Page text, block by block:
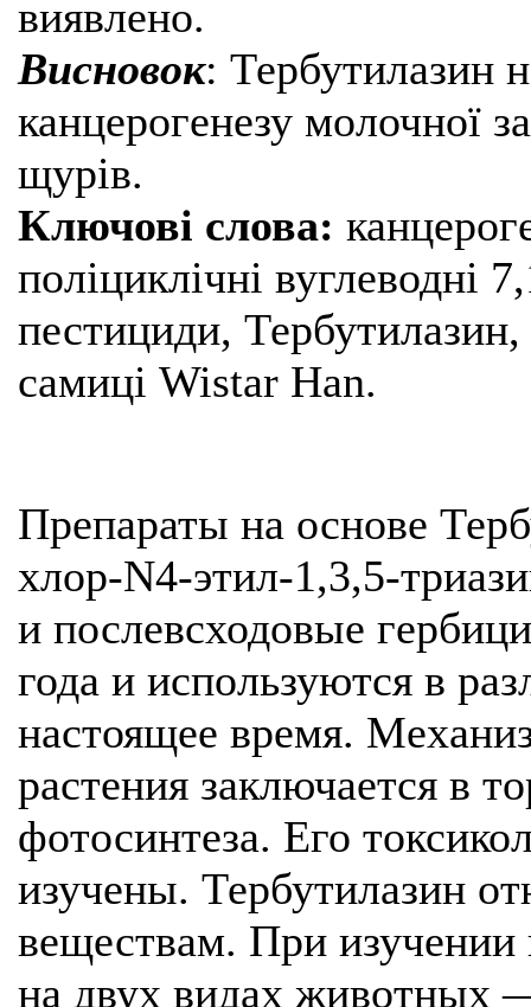
виявлено.
Висновок: Тербутилазин
канцерогенезу молочної
щурів.
Ключові слова:
поліциклічні
пестициди,
самиці Wistar Han.
Препараты на основе
хлор-N4-этил-1,3,5-
и послевсходовые
года и используются в
настоящее время.
растения заключается в
фотосинтеза. Его
изучены. Тербутилазин
веществам. При изучении
на двух видах